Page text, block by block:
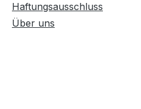
Haftungsausschluss
Über uns